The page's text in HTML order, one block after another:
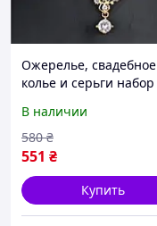
Ожерелье, свадебное
колье и серьги набор
В наличии
551 ₴
580 ₴
Купить